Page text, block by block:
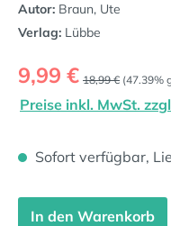
Autor: Braun, Ute
Verlag: Lübbe
Verkaufspreis:
9,99 € Regulärer Preis:
18,99 € (47.39%
Preise inkl. MwSt.
Sofort verfügbar,
In den Warenkorb